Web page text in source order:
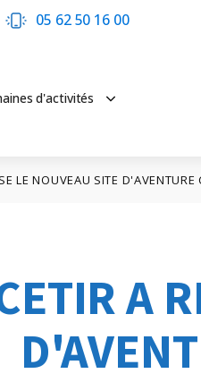
05 62 50 16 00
d'activités
LE NOUVEAU SITE D'AVENTURE
A